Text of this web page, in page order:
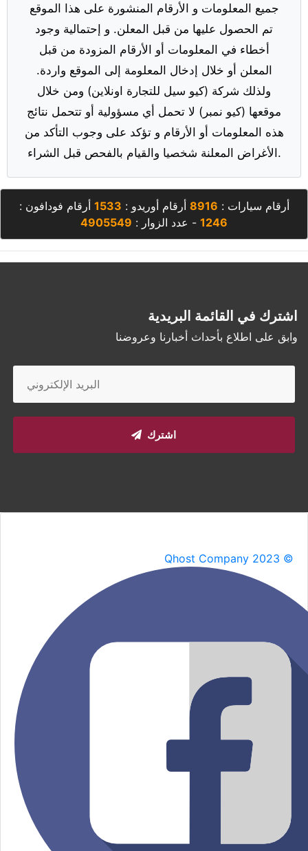
جميع المعلومات و الأرقام المنشورة على هذا الموقع
تم الحصول عليها من قبل المعلن. و إحتمالية وجود
أخطاء في المعلومات أو الأرقام المزودة من قبل
المعلن أو خلال إدخال المعلومة إلى الموقع واردة.
ولذلك شركة (كيو سيل للتجارة اونلاين) ومن خلال
موقعها (كيو نمبر) لا تحمل أي مسؤولية أو تتحمل نتائج
هذه المعلومات أو الأرقام و تؤكد على وجوب التأكد من
الأغراض المعلنة شخصيا والقيام بالفحص قبل الشراء.
أرقام سيارات : 8916 أرقام أوريدو : 1533 أرقام فودافون :
1246 - عدد الزوار : 4905549
اشترك في القائمة البريدية
وابق على اطلاع بأحداث أخبارنا وعروضنا
اشترك
Qhost Company 2023 ©